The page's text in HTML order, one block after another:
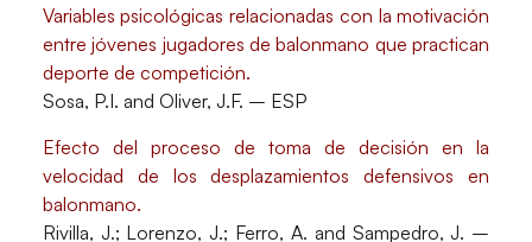
Variables psicológicas relacionadas con la motivación
entre jóvenes jugadores de balonmano que practican
deporte de competición.
Sosa, P.I. and Oliver, J.F. – ESP
Efecto del proceso de toma de decisión en la
velocidad de los desplazamientos defensivos en
balonmano.
Rivilla, J.; Lorenzo, J.; Ferro, A. and Sampedro, J. –